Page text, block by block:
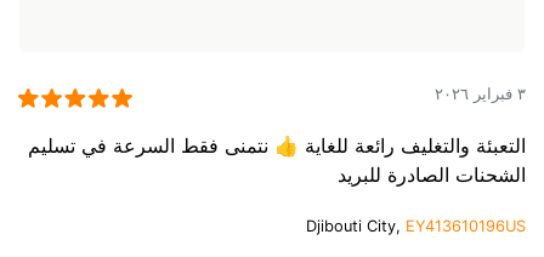
٣ فبراير ٢٠٢٦
التعبئة والتغليف رائعة للغاية 👍 نتمنى فقط السرعة في تسليم
الشحنات الصادرة للبريد
Djibouti City, EY413610196US